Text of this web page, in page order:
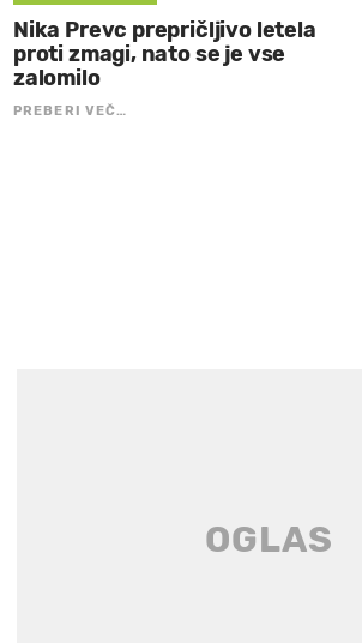
Nika Prevc prepričljivo letela
proti zmagi, nato se je vse
zalomilo
PREBERI VEČ…